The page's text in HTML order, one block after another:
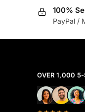
100%
PayPal /
OVER 1,000 5-